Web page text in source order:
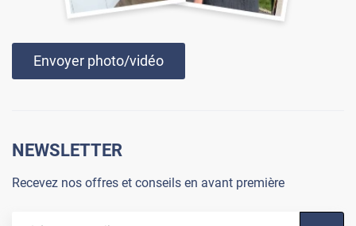
Envoyer photo/vidéo
NEWSLETTER
Recevez nos offres et conseils en avant première